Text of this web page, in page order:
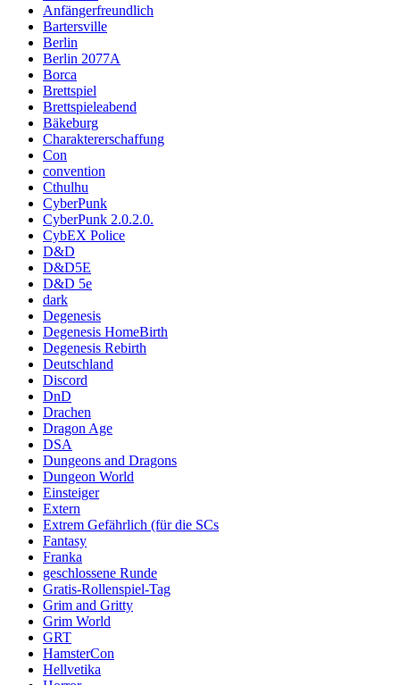
Anfängerfreundlich
Bartersville
Berlin
Berlin 2077A
Borca
Brettspiel
Brettspieleabend
Bäkeburg
Charaktererschaffung
Con
convention
Cthulhu
CyberPunk
CyberPunk 2.0.2.0.
CybEX Police
D&D
D&D5E
D&D 5e
dark
Degenesis
Degenesis HomeBirth
Degenesis Rebirth
Deutschland
Discord
DnD
Drachen
Dragon Age
DSA
Dungeons and Dragons
Dungeon World
Einsteiger
Extern
Extrem Gefährlich (für die SCs
Fantasy
Franka
geschlossene Runde
Gratis-Rollenspiel-Tag
Grim and Gritty
Grim World
GRT
HamsterCon
Hellvetika